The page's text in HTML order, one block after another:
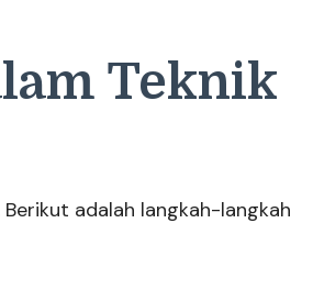
Teknik
adalah langkah-langkah